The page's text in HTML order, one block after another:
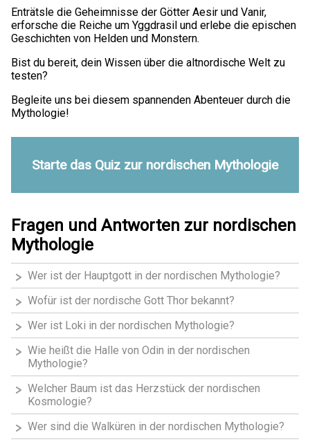
Enträtsle die Geheimnisse der Götter Aesir und Vanir,
erforsche die Reiche um Yggdrasil und erlebe die epischen
Geschichten von Helden und Monstern.
Bist du bereit, dein Wissen über die altnordische Welt zu
testen?
Begleite uns bei diesem spannenden Abenteuer durch die
Mythologie!
Starte das Quiz zur nordischen Mythologie
Fragen und Antworten zur nordischen
Mythologie
Wer ist der Hauptgott in der nordischen Mythologie?
Wofür ist der nordische Gott Thor bekannt?
Wer ist Loki in der nordischen Mythologie?
Wie heißt die Halle von Odin in der nordischen
Mythologie?
Welcher Baum ist das Herzstück der nordischen
Kosmologie?
Wer sind die Walküren in der nordischen Mythologie?